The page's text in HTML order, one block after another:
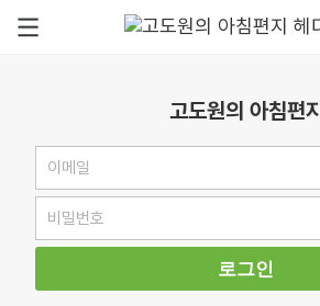
고도원의 아침편지
로그인